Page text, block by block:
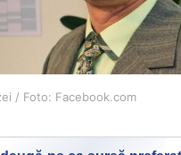
/ Foto: Facebook.com